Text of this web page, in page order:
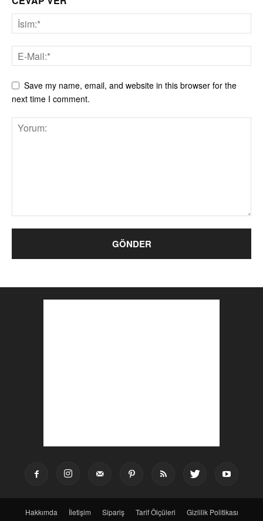
Save my name, email, and website in this browser for the
next time I comment.
Hakkımda İletişim Sipariş Tarif Ölçüleri Gizlilik Politikası